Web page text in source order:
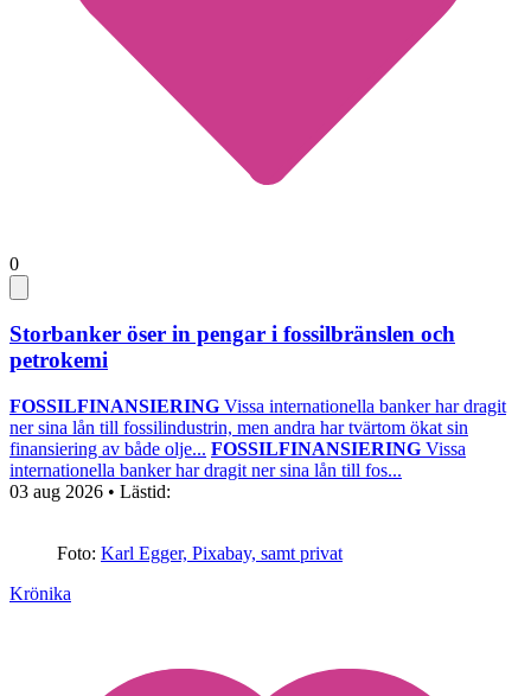
0
Storbanker öser in pengar i fossilbränslen och
petrokemi
FOSSILFINANSIERING Vissa internationella banker har dragit
ner sina lån till fossilindustrin, men andra har tvärtom ökat sin
finansiering av både olje... FOSSILFINANSIERING Vissa
internationella banker har dragit ner sina lån till fos...
03 aug 2026 • Lästid:
Foto: Karl Egger, Pixabay, samt privat
Krönika